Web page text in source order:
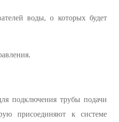
воды, о которых будет
подключения трубы подачи
присоединяют к системе